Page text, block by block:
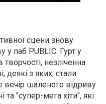
сцени знову
у паб PUBLIC. Гурт у
незліченна
деякі з яких, стали
шаленого відриву.
та "супер-мега хіти", які